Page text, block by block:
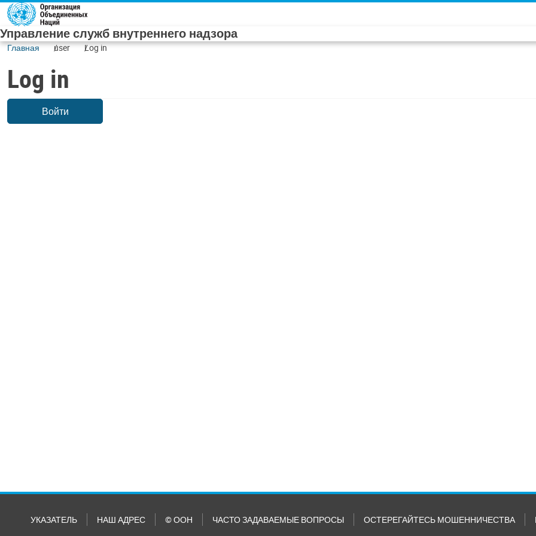
Skip to main content
Управление служб внутреннего надзора
Главная user Log in
Log in
Войти
УКАЗАТЕЛЬ НАШ АДРЕС © ООН ЧАСТО ЗАДАВАЕМЫЕ ВОПРОСЫ ОСТЕРЕГАЙТЕСЬ МОШЕННИЧЕСТВА